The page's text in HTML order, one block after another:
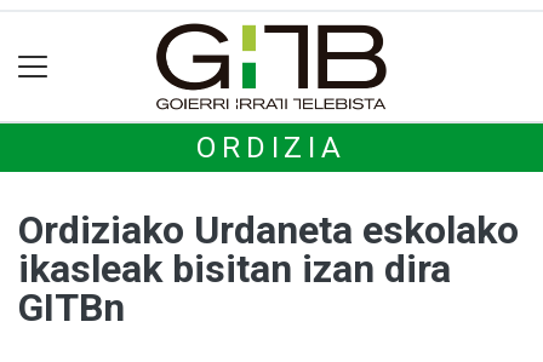
ORDIZIA
Ordiziako Urdaneta eskolako
ikasleak bisitan izan dira
GITBn